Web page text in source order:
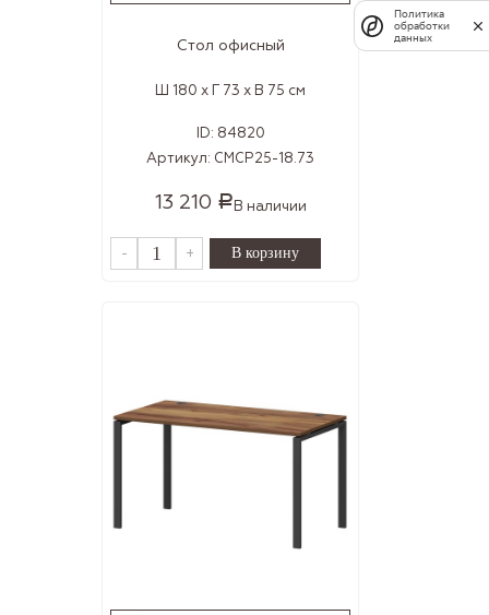
Стол офисный
Ш 180 x Г 73 x В 75 см
ID: 84820
Артикул: СМСР25-18.73
13 210 Р В наличии
- +
Политика
обработки
данных